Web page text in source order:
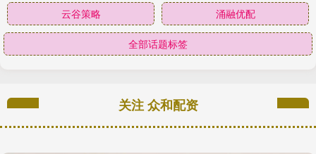
云谷策略 涌融优配
全部话题标签
关注 众和配资